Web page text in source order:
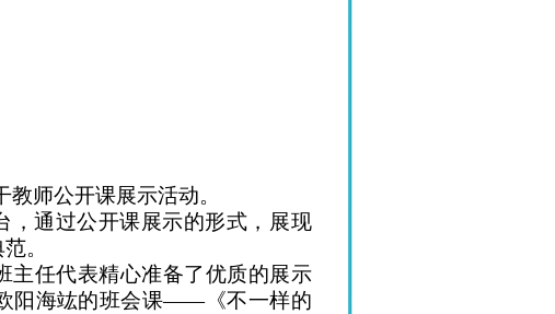
师公开课展示活动。
，通过公开课展示的形式，展现
。
主任代表精心准备了优质的展示
阳海竑的班会课——《不一样的